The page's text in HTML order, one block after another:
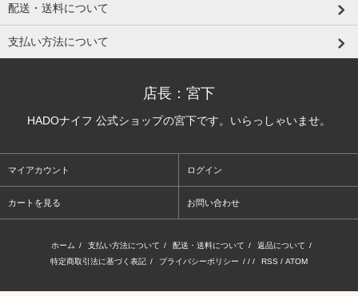
配送・送料について
支払い方法について
店長：宮下
HADOナイフ 公式ショップの宮下です。いらっしゃいませ。
マイアカウント ログイン
カートを見る お問い合わせ
ホーム / 支払い方法について / 配送・送料について / 返品について /
特定商取引法に基づく表記 / プライバシーポリシー / / / RSS / ATOM